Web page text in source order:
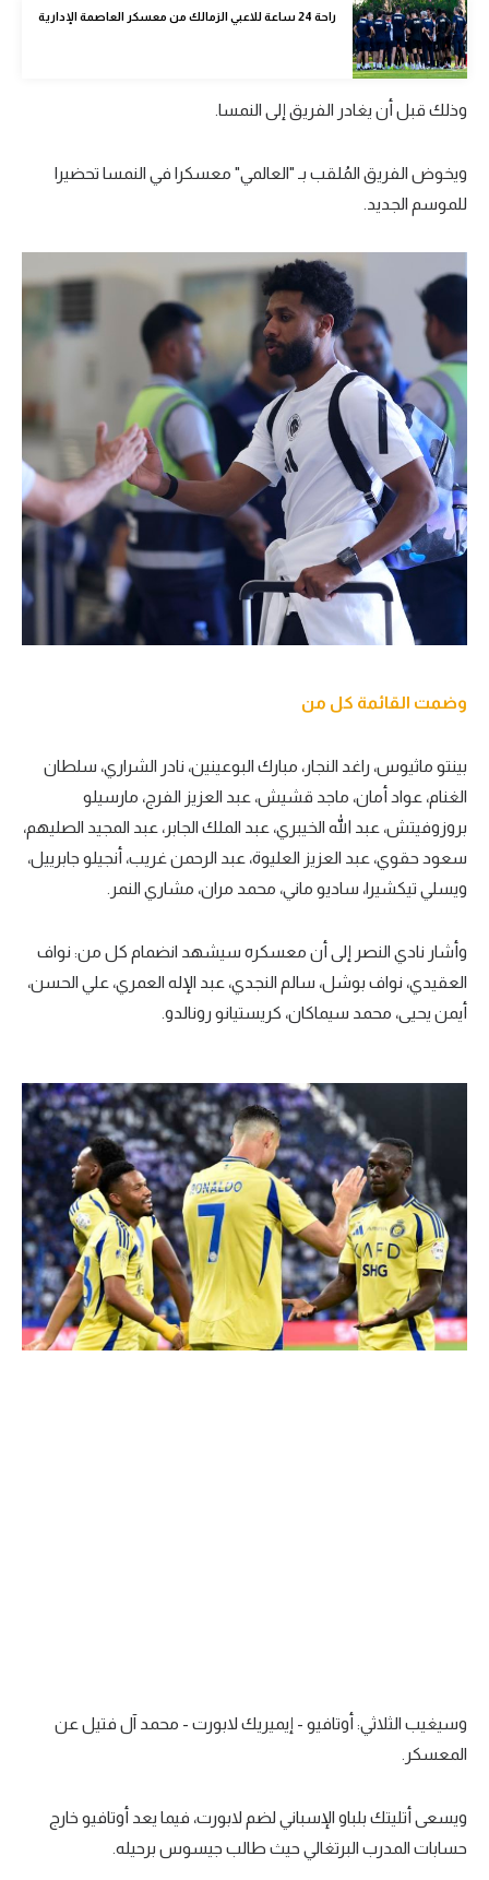
رياضة نسائية
آسيا
أمريكا
Gamers
ميركاتو
تحقيق في الجول
تقرير في الجول
تحليل في الجول
حكايات في الجول
كويز في الجول
فيديو في الجول
راحة 24 ساعة للاعبي الزمالك من معسكر العاصمة الإدارية
وذلك قبل أن يغادر الفريق إلى النمسا.
ويخوض الفريق المُلقب بـ "العالمي" معسكرا في النمسا تحضيرا
للموسم الجديد.
وضمت القائمة كل من
بينتو ماثيوس، راغد النجار، مبارك البوعينين، نادر الشراري، سلطان
الغنام، عواد أمان، ماجد قشيش، عبد العزيز الفرج، مارسيلو
بروزوفيتش، عبد الله الخيبري، عبد الملك الجابر، عبد المجيد الصليهم،
سعود حقوي، عبد العزيز العليوة، عبد الرحمن غريب، أنجيلو جابرييل،
ويسلي تيكشيرا، ساديو ماني، محمد مران، مشاري النمر.
وأشار نادي النصر إلى أن معسكره سيشهد انضمام كل من: نواف
العقيدي، نواف بوشل، سالم النجدي، عبد الإله العمري، علي الحسن،
أيمن يحيى، محمد سيماكان، كريستيانو رونالدو.
وسيغيب الثلاثي: أوتافيو - إيميريك لابورت - محمد آل فتيل عن
المعسكر.
ويسعى أتليتك بلباو الإسباني لضم لابورت، فيما يعد أوتافيو خارج
حسابات المدرب البرتغالي حيث طالب جيسوس برحيله.